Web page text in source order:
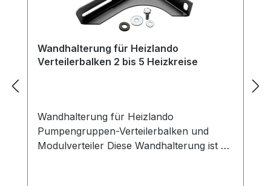
Wandhalterung für Heizlando
Verteilerbalken 2 bis 5 Heizkreise
Wandhalterung für Heizlando
Pumpengruppen-Verteilerbalken und
Modulverteiler Diese Wandhalterung ist die